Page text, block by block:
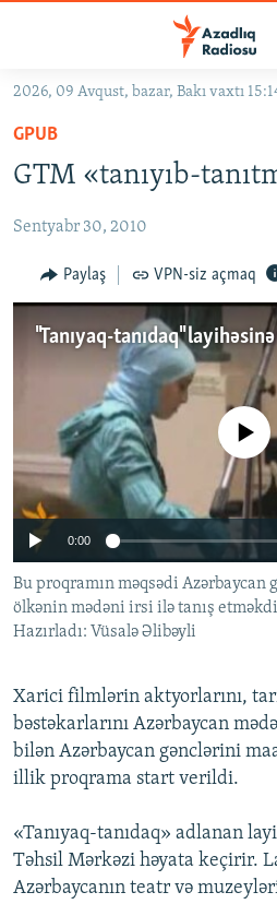
Əsas
qayıt
Əsas
qayıt
KORRUPSIOMETR
#ƏSLINDƏ
FƏRQƏ BAX
QANUNI DOĞRU
ARAŞDIRMA
MULTIMEDIA
VIDEO
FOTOQALEREYA
İNFOQRAFIKA
KARIKATURA
RADIO ARXIV
OXU ZALI
AZƏRBAYCAN ƏDƏBIYYATI KITABXANASI
İSLAM VƏ DEMOKRATIYA
İZ - MƏDƏNIYYƏT PROQRAMI
HAQQIMIZDA
MISSIYAMIZ
PEŞƏ ETIKASI VƏ JURNALISTIKA
MATERIALLARIMIZDAN ISTIFADƏ
AZADLIQRADIOSU MOBIL
XƏBƏR BÜLLETENLƏRIMIZ
BIZI IZLƏ
RFE/RL-in bütün saytları
2026, 09 Avqust, bazar, Bakı vaxtı
GPUB
GTM «tanıyıb-
Sentyabr 30, 2010
Paylaş VPN-siz açmaq
"Tanıyaq-tanıdaq"
No media source
0:00
Bu proqramın məqsədi Azərbaycan
ölkənin mədəni irsi ilə tanış
Hazırladı: Vüsalə Əlibəyli
Xarici filmlərin aktyorlarını,
bəstəkarlarını Azərbaycan
bilən Azərbaycan gənclərini
illik proqrama start verildi.
«Tanıyaq-tanıdaq» adlanan
Təhsil Mərkəzi həyata keçirir.
Azərbaycanın teatr və